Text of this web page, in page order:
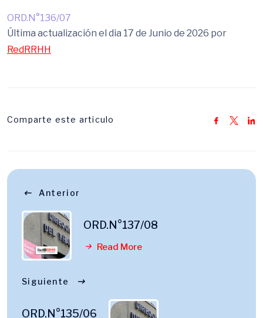
ORD.N°136/07
Última actualización el dia 17 de Junio de 2026 por
RedRRHH
Comparte este articulo
Anterior
ORD.N°137/08
Read More
Siguiente
ORD.N°135/06